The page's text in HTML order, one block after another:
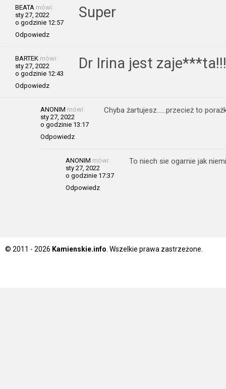
BEATA mówi:
sty 27, 2022
o godzinie 12:57
Odpowiedz
Super
BARTEK mówi:
sty 27, 2022
o godzinie 12:43
Odpowiedz
Dr Irina jest zaje***ta!!!
ANONIM mówi:
sty 27, 2022
o godzinie 13:17
Odpowiedz
Chyba żartujesz……przecież to
ANONIM mówi:
sty 27, 2022
o godzinie 17:37
Odpowiedz
To niech sie ogarnie jak
© 2011 - 2026 Kamienskie.info . Wszelkie prawa zastrzeżone.